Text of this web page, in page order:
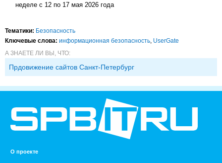
неделе с 12 по 17 мая 2026 года
Тематики: Безопасность
Ключевые слова: информационная безопасность, UserGate
А ЗНАЕТЕ ЛИ ВЫ, ЧТО:
Прдовижение сайтов Санкт-Петербург
О проекте